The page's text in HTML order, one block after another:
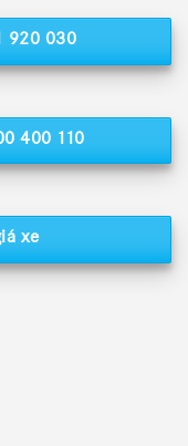
920 030
400 110
xe